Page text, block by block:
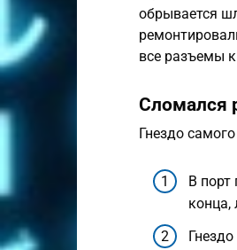
обрывается
все разъемы
Сломался
Гнездо
В порт
конца,